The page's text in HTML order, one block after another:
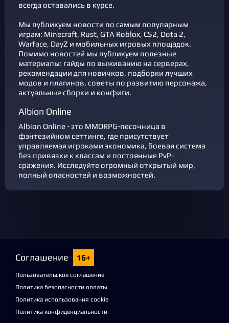
всегда оставались в курсе.
Мы публикуем новости по самым популярным
играм: Minecraft, Rust, GTA Roblox, CS2, Dota 2,
Warface, DayZ и мобильных игровых площадок.
Помимо новостей мы публикуем полезные
материалы: гайды по выживанию на серверах,
рекомендации для новичков, подборки лучших
модов и плагинов, советы по развитию персонажа,
актуальные сборки и конфиги.
Albion Online
Albion Online - это MMORPG-песочница в
фэнтезийном сеттинге, где присутствует
управляемая игроками экономика, боевая система
без привязки к классам и постоянные PvP-
сражения. Исследуйте огромный открытый мир,
полный опасностей и возможностей.
Соглашение 16+
Пользовательское соглашение
Политика безопасности оплаты
Политика использования cookie
Политика конфиденциальности